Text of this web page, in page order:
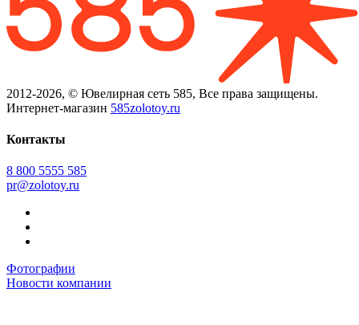
2012-2026, © Ювелирная сеть 585, Все права защищены.
Интернет-магазин 585zolotoy.ru
Контакты
8 800 5555 585
pr@zolotoy.ru
Фотографии
Новости компании